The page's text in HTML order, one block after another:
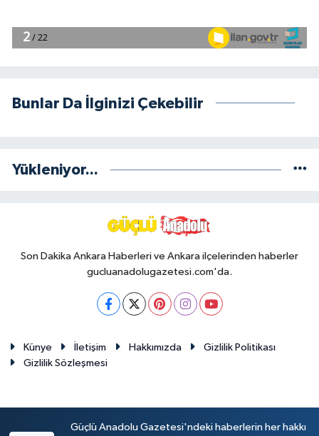
Bunlar Da İlginizi Çekebilir
Yükleniyor...
Son Dakika Ankara Haberleri ve Ankara ilçelerinden haberler
gucluanadolugazetesi.com'da.
Künye İletişim Hakkımızda
Gizlilik Politikası
Gizlilik Sözleşmesi
Güçlü Anadolu Gazetesi'ndeki haberlerin her hakkı